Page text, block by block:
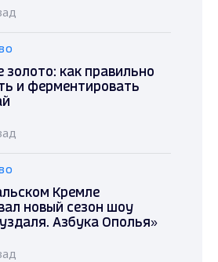
золото: как правильно
и ферментировать
Кремле
новый сезон шоу
Азбука Ополья»